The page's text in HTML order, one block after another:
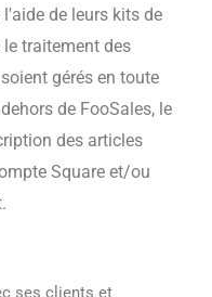
de leurs kits de
traitement des
gérés en toute
de FooSales, le
des articles
Square et/ou
ses clients et